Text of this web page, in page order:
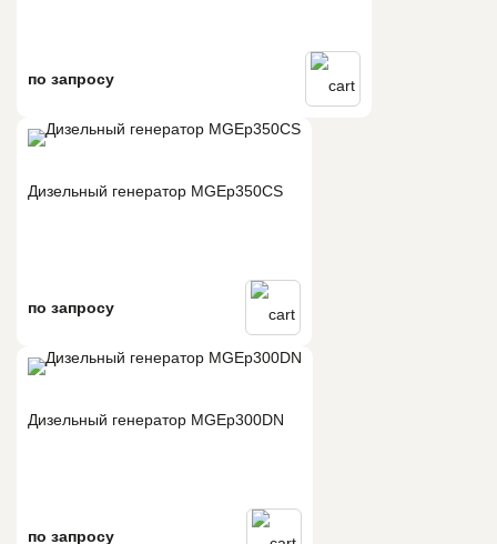
по запросу
Дизельный генератор MGEp350CS
по запросу
Дизельный генератор MGEp300DN
по запросу